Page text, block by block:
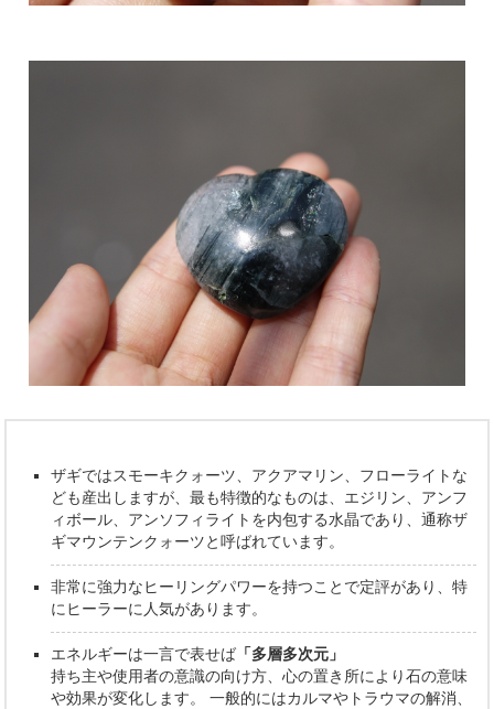
ザギではスモーキクォーツ、アクアマリン、フローライトな
ども産出しますが、最も特徴的なものは、エジリン、アンフ
ィボール、アンソフィライトを内包する水晶であり、通称ザ
ギマウンテンクォーツと呼ばれています。
非常に強力なヒーリングパワーを持つことで定評があり、特
にヒーラーに人気があります。
エネルギーは一言で表せば 「多層多次元」
持ち主や使用者の意識の向け方、心の置き所により石の意味
や効果が変化します。 一般的にはカルマやトラウマの解消、